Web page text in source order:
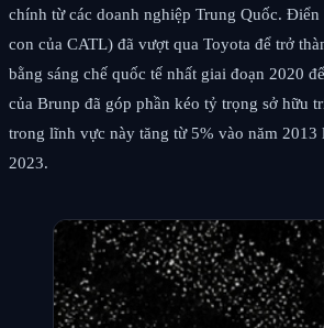
chính từ các doanh nghiệp Trung Quốc.
con của CATL) đã vượt qua Toyota để trở
bằng sáng chế quốc tế nhất giai đoạn 2020
của Brunp đã góp phần kéo tỷ trọng sở hữu
trong lĩnh vực này tăng từ 5% vào năm 2013
2023.